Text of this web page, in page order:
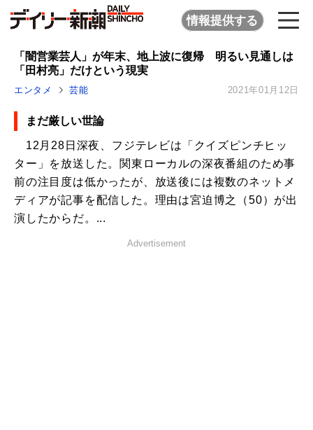
情報提供する
「闇営業芸人」が年末、地上波に復帰 明るい見通しは
「田村亮」だけという現実
エンタメ 芸能 2021年01月12日
まだ厳しい世論
12月28日深夜、フジテレビは「クイズピンチヒッ
ター」を放送した。関東ローカルの深夜番組のため事
前の注目度は低かったが、放送後には複数のネットメ
ディアが記事を配信した。理由は宮迫博之（50）が出
演したからだ。...
Advertisement